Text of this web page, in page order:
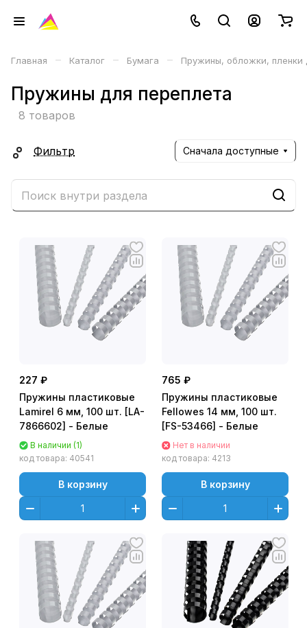
Главная – Каталог – Бумага – Пружины, обложки, пленки
Пружины для переплета
8 товаров
Фильтр Сначала доступные
227 ₽
Пружины пластиковые
Lamirel 6 мм, 100 шт. [LA-
7866602] - Белые
В наличии (1)
код товара: 40541
В корзину
765 ₽
Пружины пластиковые
Fellowes 14 мм, 100 шт.
[FS-53466] - Белые
Нет в наличии
код товара: 4213
В корзину